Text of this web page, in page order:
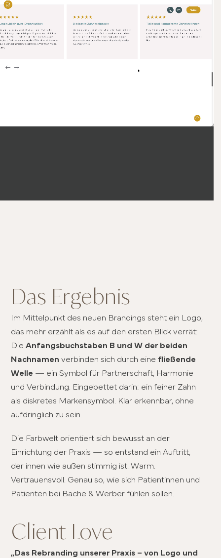
Das Ergebnis
Im Mittelpunkt des neuen Brandings steht ein Logo,
das mehr erzählt als es auf den ersten Blick verrät:
DieAnfangsbuchstaben B und W der beiden
Nachnamen verbinden sich durch eine fließende
Welle — ein Symbol für Partnerschaft, Harmonie
und Verbindung. Eingebettet darin: ein feiner Zahn
als diskretes Markensymbol. Klar erkennbar, ohne
aufdringlich zu sein.
Die Farbwelt orientiert sich bewusst an der
Einrichtung der Praxis — so entstand ein Auftritt,
der innen wie außen stimmig ist. Warm.
Vertrauensvoll. Genau so, wie sich Patientinnen und
Patienten bei Bache & Werber fühlen sollen.
Client Love
„Das Rebranding unserer Praxis – von Logo und